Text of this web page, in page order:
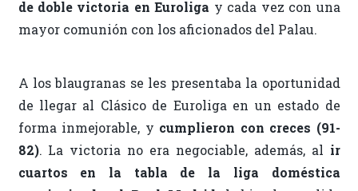
de doble victoria en Euroliga y cada vez con una
mayor comunión con los aficionados del Palau.
A los blaugranas se les presentaba la oportunidad
de llegar al Clásico de Euroliga en un estado de
forma inmejorable, y cumplieron con creces (91-
82). La victoria no era negociable, además, al ir
cuartos en la tabla de la liga doméstica